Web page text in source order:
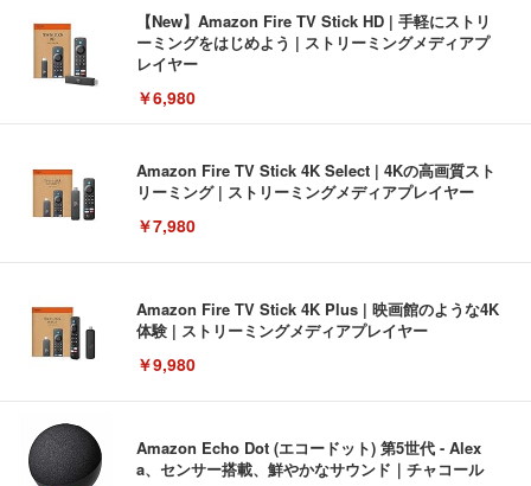
【New】Amazon Fire TV Stick HD | 手軽にストリ
ーミングをはじめよう | ストリーミングメディアプ
レイヤー
￥6,980
Amazon Fire TV Stick 4K Select | 4Kの高画質スト
リーミング | ストリーミングメディアプレイヤー
￥7,980
Amazon Fire TV Stick 4K Plus | 映画館のような4K
体験 | ストリーミングメディアプレイヤー
￥9,980
Amazon Echo Dot (エコードット) 第5世代 - Alex
a、センサー搭載、鮮やかなサウンド｜チャコール